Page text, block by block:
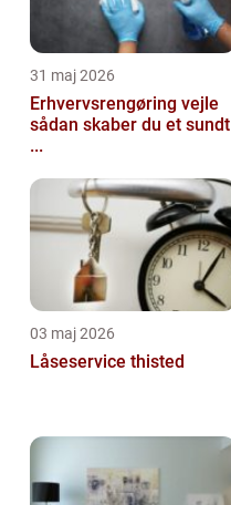
31 maj 2026
Erhvervsrengøring vejle
sådan skaber du et sundt
...
03 maj 2026
Låseservice thisted